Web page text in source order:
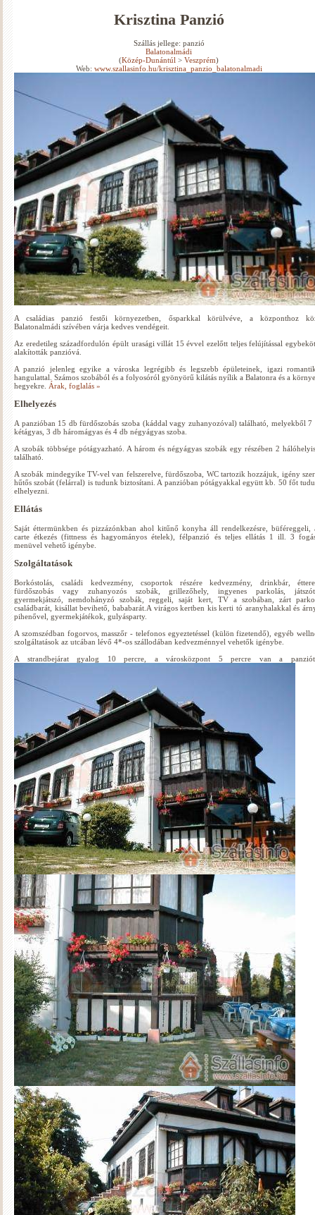
Krisztina Panzió
Szállás jellege: panzió
Balatonalmádi
(Közép-Dunántúl > Veszprém)
Web: www.szallasinfo.hu/krisztina_panzio_balatonalmadi
A családias panzió festői környezetben, ősparkkal körülvéve, a központhoz
Balatonalmádi szívében várja kedves vendégeit.
Az eredetileg századfordulón épült urasági villát 15 évvel ezelőtt teljes felújítással
alakították panzióvá.
A panzió jelenleg egyike a városka legrégibb és legszebb épületeinek, igazi
hangulattal. Számos szobából és a folyosóról gyönyörű kilátás nyílik a Balatonra és a
hegyekre. Árak, foglalás »
Elhelyezés
A panzióban 15 db fürdőszobás szoba (káddal vagy zuhanyozóval) található, melyekből 7
kétágyas, 3 db háromágyas és 4 db négyágyas szoba.
A szobák többsége pótágyazható. A három és négyágyas szobák egy részében 2
található.
A szobák mindegyike TV-vel van felszerelve, fürdőszoba, WC tartozik hozzájuk, igény
hűtős szobát (felárral) is tudunk biztosítani. A panzióban pótágyakkal együtt kb. 50 főt
elhelyezni.
Ellátás
Saját éttermünkben és pizzázónkban ahol kitűnő konyha áll rendelkezésre, büféreggeli,
carte étkezés (fittness és hagyományos ételek), félpanzió és teljes ellátás 1 ill. 3
menüvel vehető igénybe.
Szolgáltatások
Borkóstolás, családi kedvezmény, csoportok részére kedvezmény, drinkbár,
fürdőszobás vagy zuhanyozós szobák, grillezőhely, ingyenes parkolás,
gyermekjátszó, nemdohányzó szobák, reggeli, saját kert, TV a szobában, zárt
családbarát, kisállat bevihető, bababarát.A virágos kertben kis kerti tó aranyhalakkal és
pihenővel, gyermekjátékok, gulyásparty.
A szomszédban fogorvos, masszőr - telefonos egyeztetéssel (külön fizetendő), egyéb
szolgáltatások az utcában lévő 4*-os szállodában kedvezménnyel vehetők igénybe.
A strandbejárat gyalog 10 percre, a városközpont 5 percre van a